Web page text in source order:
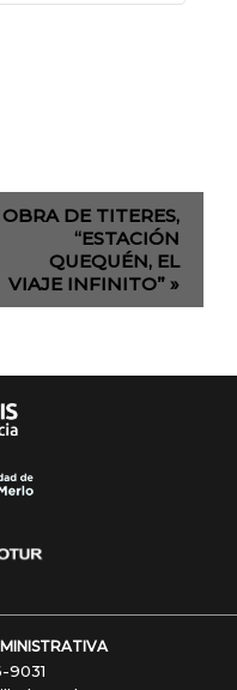
OBRA DE TITERES,
“ESTACIÓN
QUEQUÉN, EL
VIAJE INFINITO” »
9031